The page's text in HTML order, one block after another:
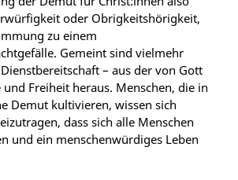
oder Obrigkeitshörigkeit,
zu einem
Gemeint sind vielmehr
Dienstbereitschaft – aus der von Gott
Freiheit heraus. Menschen, die in
Demut kultivieren, wissen sich
dass sich alle Menschen
und ein menschenwürdiges Leben